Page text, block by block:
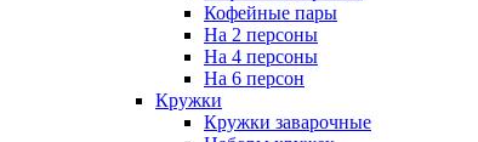
Кофейные пары
На 2 персоны
На 4 персоны
На 6 персон
Кружки
Кружки заварочные